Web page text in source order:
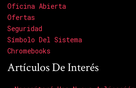
Oficina Abierta
Ofertas
Seguridad
Símbolo Del Sistema
Chromebooks
Artículos De Interés